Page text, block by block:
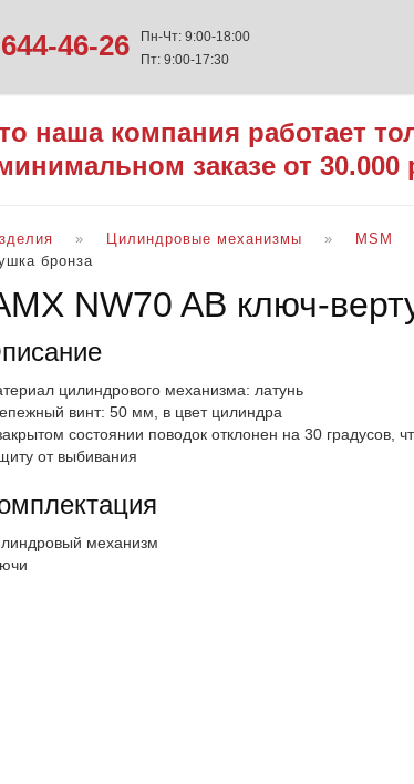
644-46-26
Пн-Чт: 9:00-18:00
Пт: 9:00-17:30
наша компания работает
заказе от 30.000
Цилиндровые механизмы MSM
бронза
NW70 AB ключ-
цилиндрового механизма: латунь
винт: 50 мм, в цвет цилиндра
состоянии поводок отклонен на 30 градусов,
от выбивания
механизм